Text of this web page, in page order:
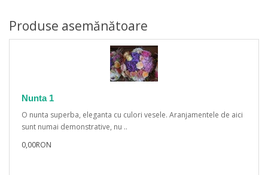
Produse asemănătoare
Nunta 1
O nunta superba, eleganta cu culori vesele. Aranjamentele de aici
sunt numai demonstrative, nu ..
0,00RON